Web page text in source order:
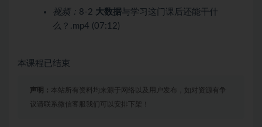
视频： 8-2 大数据与学习这门课后还能干什
么？.mp4 (07:12)
本课程已结束
声明： 本站所有资料均来源于网络以及用户发布，如对资源有争
议请联系微信客服我们可以安排下架！